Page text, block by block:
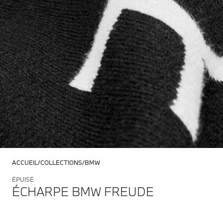
ACCUEIL COLLECTIONS BMW
ÉPUISÉ
ÉCHARPE BMW FREUDE